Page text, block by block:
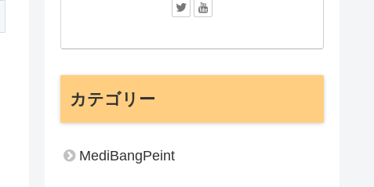
カテゴリー
MediBangPeint